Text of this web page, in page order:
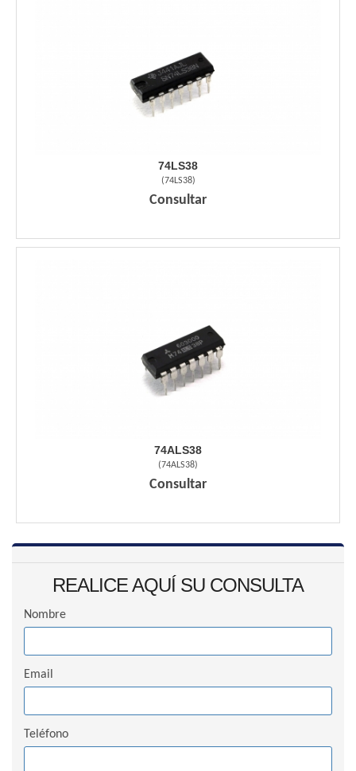
74LS38
(74LS38)
Consultar
74ALS38
(74ALS38)
Consultar
REALICE AQUÍ SU CONSULTA
Nombre
Email
Teléfono